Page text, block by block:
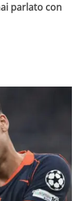
parlato con